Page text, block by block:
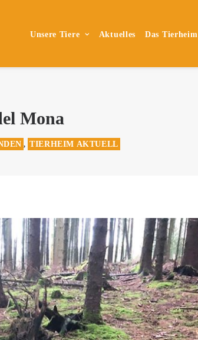
Unsere Tiere Aktuelles Das Tierheim
Mona
, TIERHEIM AKTUELL